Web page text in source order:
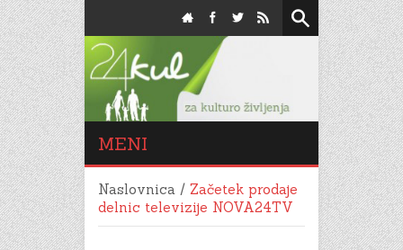
MENI
Naslovnica / Začetek prodaje
delnic televizije NOVA24TV